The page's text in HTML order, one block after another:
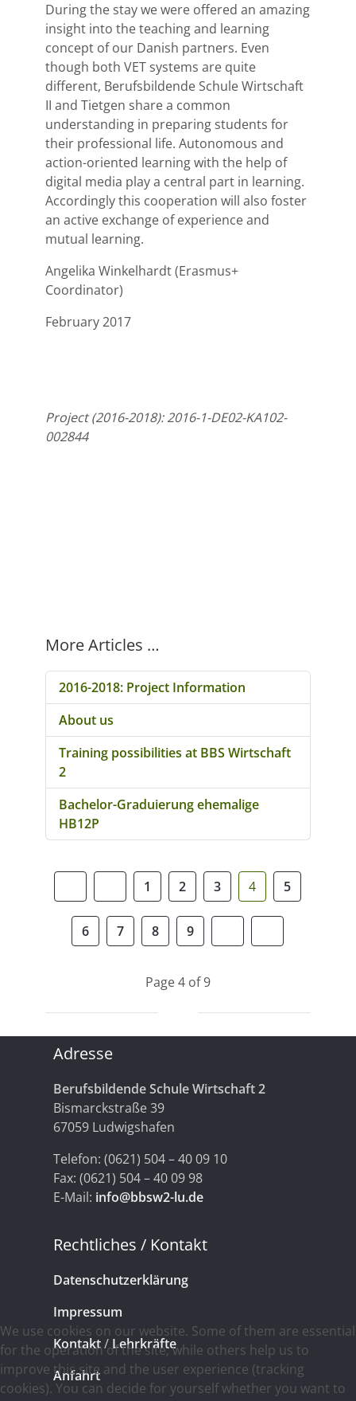
During the stay we were offered an amazing
insight into the teaching and learning
concept of our Danish partners. Even
though both VET systems are quite
different, Berufsbildende Schule Wirtschaft
II and Tietgen share a common
understanding in preparing students for
their professional life. Autonomous and
action-oriented learning with the help of
digital media play a central part in learning.
Accordingly this cooperation will also foster
an active exchange of experience and
mutual learning.
Angelika Winkelhardt (Erasmus+
Coordinator)
February 2017
Project (2016-2018): 2016-1-DE02-KA102-
002844
More Articles …
2016-2018: Project Information
About us
Training possibilities at BBS Wirtschaft
2
Bachelor-Graduierung ehemalige
HB12P
1 2 3 4 5
6 7 8 9
Page 4 of 9
Adresse
Berufsbildende Schule Wirtschaft 2
Bismarckstraße 39
67059 Ludwigshafen
Telefon: (0621) 504 – 40 09 10
Fax: (0621) 504 – 40 09 98
E-Mail: info@bbsw2-lu.de
Rechtliches / Kontakt
Datenschutzerklärung
Impressum
Kontakt/Lehrkräfte
Anfahrt
We use cookies on our website. Some of them are essential
for the operation of the site, while others help us to
improve this site and the user experience (tracking
cookies). You can decide for yourself whether you want to